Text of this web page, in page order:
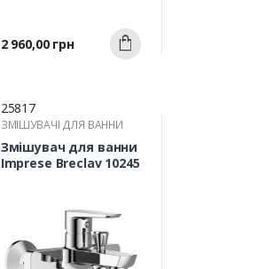
Швидкий
перегляд
Ціна
2 960,00 грн Купити
25817
ЗМІШУВАЧІ ДЛЯ ВАННИ
Змішувач для ванни
Imprese Breclav 10245